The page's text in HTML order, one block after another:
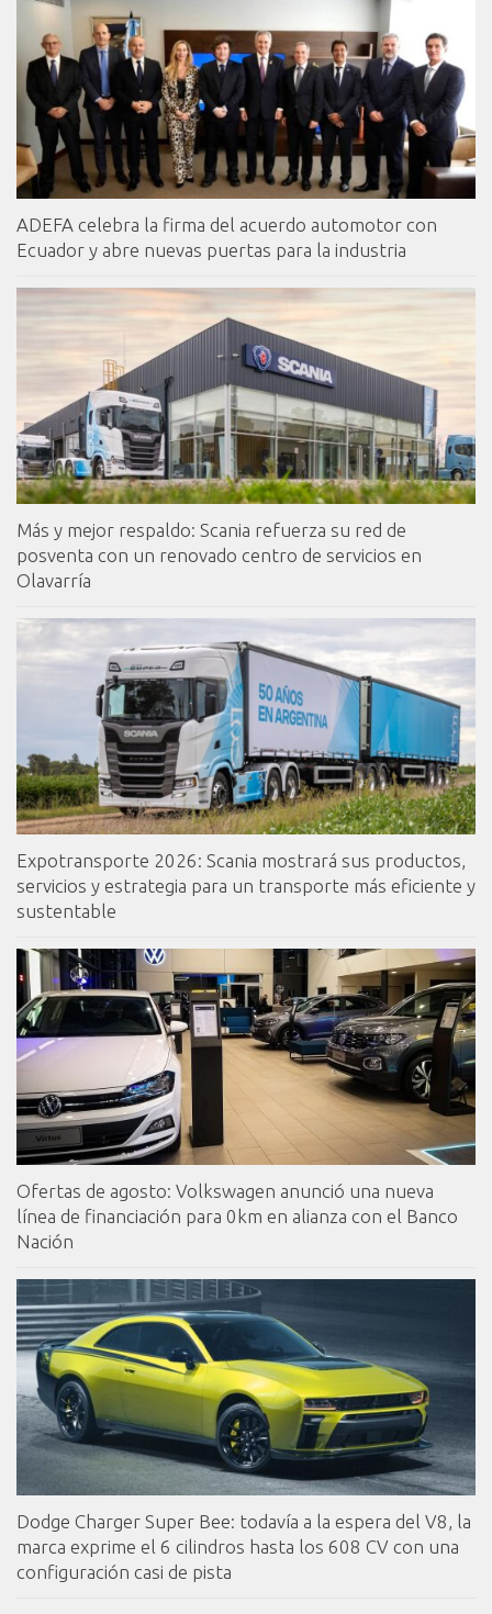
ADEFA celebra la firma del acuerdo automotor con
Ecuador y abre nuevas puertas para la industria
Más y mejor respaldo: Scania refuerza su red de
posventa con un renovado centro de servicios en
Olavarría
Expotransporte 2026: Scania mostrará sus productos,
servicios y estrategia para un transporte más eficiente y
sustentable
Ofertas de agosto: Volkswagen anunció una nueva
línea de financiación para 0km en alianza con el Banco
Nación
Dodge Charger Super Bee: todavía a la espera del V8, la
marca exprime el 6 cilindros hasta los 608 CV con una
configuración casi de pista